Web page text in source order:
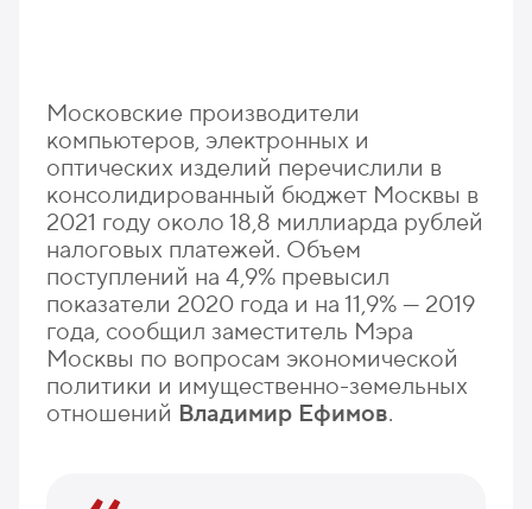
Московские производители
компьютеров, электронных и
оптических изделий перечислили в
консолидированный бюджет Москвы в
2021 году около 18,8 миллиарда рублей
налоговых платежей. Объем
поступлений на 4,9% превысил
показатели 2020 года и на 11,9% — 2019
года, сообщил заместитель Мэра
Москвы по вопросам экономической
политики и имущественно-земельных
отношений Владимир Ефимов.